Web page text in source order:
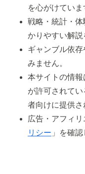
を心がけていま
戦略・統計・
かりやすい解説
ギャンブル依
みません。
本サイトの情
が許可されて
者向けに提供さ
広告・アフィリ
リシー 」を確